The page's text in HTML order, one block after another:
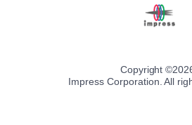
Copyright ©
Impress Corporation. All